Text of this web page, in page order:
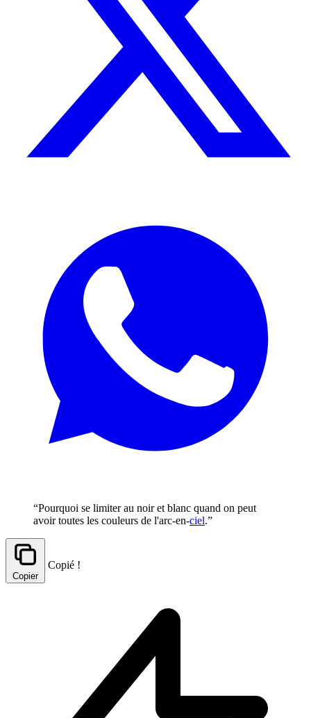
“Pourquoi se limiter au noir et blanc quand on peut
avoir toutes les couleurs de l'arc-en-ciel.”
Copier
Copié !